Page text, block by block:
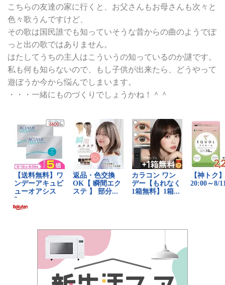
こちらの友達の家に行くと、お父さんもお母さんも次々と
色々歌うんですけど、
その歌は国民誰でも知っていそうな昔からの曲のようでぽ
っと出の歌ではありません。
はたしてうちの主人はこういうの知っているのか謎です。
私も何も知らないので、もし子供が出来たら、どうやって
遊ぼうか今から悩んでしまいます。
・・・一緒にものづくりでしょうかね！＾＾